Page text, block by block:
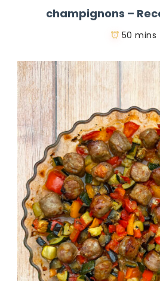
champignons –
50 mins